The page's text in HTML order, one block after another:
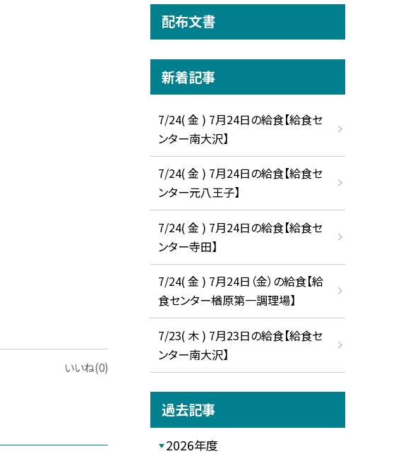
いいね(0)
配布文書
新着記事
7/24( 金 ) 7月24日の給食【給食セ
ンター南大沢】
7/24( 金 ) 7月24日の給食【給食セ
ンター元八王子】
7/24( 金 ) 7月24日の給食【給食セ
ンター寺田】
7/24( 金 ) 7月24日（金）の給食【給
食センター楢原第一調理場】
7/23( 木 ) 7月23日の給食【給食セ
ンター南大沢】
過去記事
2026年度